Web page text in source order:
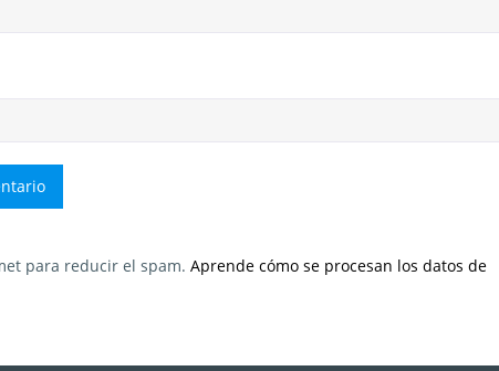
para reducir el spam. Aprende cómo se procesan los datos de